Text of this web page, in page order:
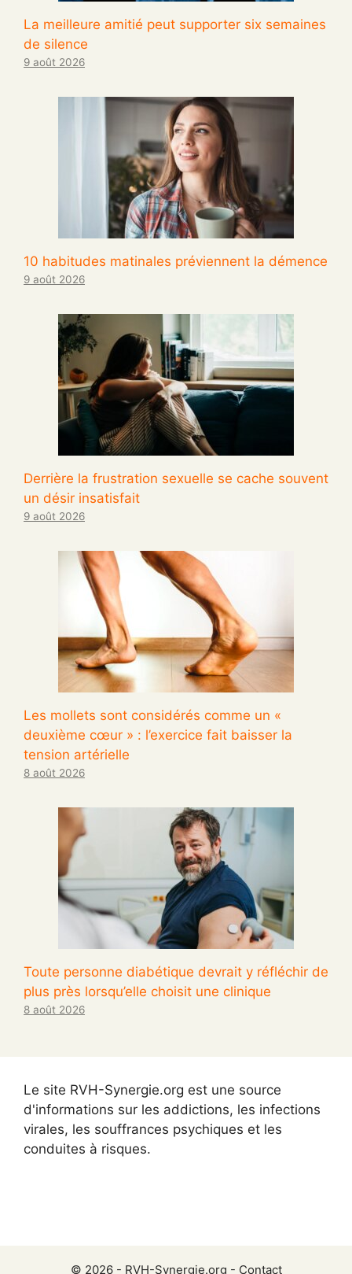
La meilleure amitié peut supporter six semaines
de silence
9 août 2026
10 habitudes matinales préviennent la démence
9 août 2026
Derrière la frustration sexuelle se cache souvent
un désir insatisfait
9 août 2026
Les mollets sont considérés comme un «
deuxième cœur » : l’exercice fait baisser la
tension artérielle
8 août 2026
Toute personne diabétique devrait y réfléchir de
plus près lorsqu’elle choisit une clinique
8 août 2026
Le site RVH-Synergie.org est une source
d'informations sur les addictions, les infections
virales, les souffrances psychiques et les
conduites à risques.
© 2026 - RVH-Synergie.org - Contact